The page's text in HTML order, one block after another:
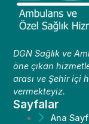
DGN Sağlık ve
öne çıkan
arası ve Şehir içi
vermekteyiz.
Sayfalar
Ana